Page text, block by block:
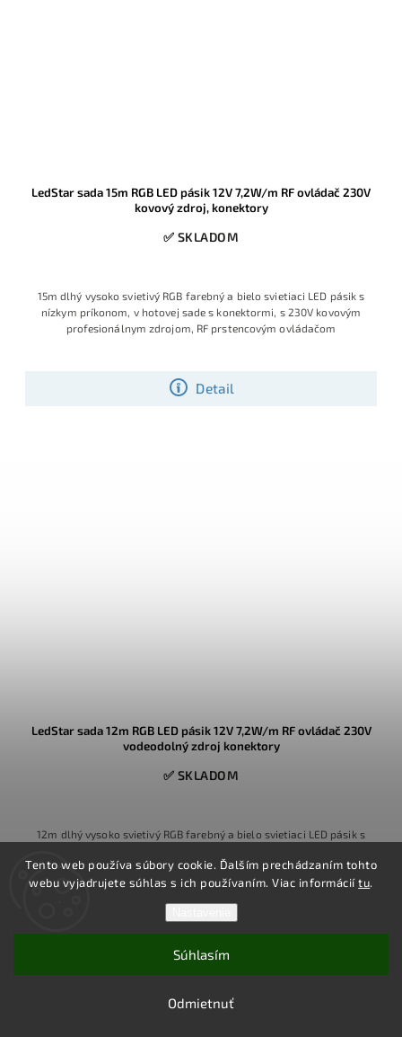
Tento web používa súbory cookie. Ďalším prechádzaním tohto
webu vyjadrujete súhlas s ich používaním. Viac informáciítu.
Odmietnuť
Súhlasím
LedStar sada 15m RGB LED pásik 12V 7,2W/m RF ovládač 230V
kovový zdroj, konektory
✅ SKLADOM
Detail
15m dlhý vysoko svietivý RGB farebný a bielo svietiaci LED pásik s
nízkym príkonom, v hotovej sade s konektormi, s 230V kovovým
profesionálnym zdrojom, RF prstencovým ovládačom
LedStar sada 12m RGB LED pásik 12V 7,2W/m RF ovládač 230V
vodeodolný zdroj konektory
✅ SKLADOM
Detail
12m dlhý vysoko svietivý RGB farebný a bielo svietiaci LED pásik s
zdrojom, s RF ovládačom s farebným prstencom